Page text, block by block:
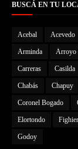
BUSCÁ EN TU
Acebal Acevedo
Arminda Arroyo
Carreras Casilda
Chabás Chapuy
Coronel Bogado
Elortondo
Godoy